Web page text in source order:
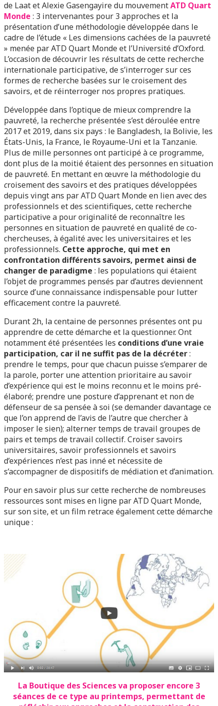
de Laat et Alexie Gasengayire du mouvementATD Quart
Monde : 3 intervenantes pour 3 approches et la
présentation d’une méthodologie développée dans le
cadre de l’étude « Les dimensions cachées de la pauvreté
» menée par ATD Quart Monde et l’Université d’Oxford.
L’occasion de découvrir les résultats de cette recherche
internationale participative, de s’interroger sur ces
formes de recherche basées sur le croisement des
savoirs, et de réinterroger nos propres pratiques.
Développée dans l’optique de mieux comprendre la
pauvreté, la recherche présentée s’est déroulée entre
2017 et 2019, dans six pays : le Bangladesh, la Bolivie, les
États-Unis, la France, le Royaume-Uni et la Tanzanie.
Plus de mille personnes ont participé à ce programme,
dont plus de la moitié étaient des personnes en situation
de pauvreté. En mettant en œuvre la méthodologie du
croisement des savoirs et des pratiques développées
depuis vingt ans par ATD Quart Monde en lien avec des
professionnels et des scientifiques, cette recherche
participative a pour originalité de reconnaître les
personnes en situation de pauvreté en qualité de co-
chercheuses, à égalité avec les universitaires et les
professionnels. Cette approche, qui met en
confrontation différents savoirs, permet ainsi de
changer de paradigme : les populations qui étaient
l’objet de programmes pensés par d’autres deviennent
source d’une connaissance indispensable pour lutter
efficacement contre la pauvreté.
Durant 2h, la centaine de personnes présentes ont pu
apprendre de cette démarche et la questionner. Ont
notamment été présentées les conditions d’une vraie
participation, car il ne suffit pas de la décréter:
prendre le temps, pour que chacun puisse s’emparer de
la parole, porter une attention prioritaire au savoir
d’expérience qui est le moins reconnu et le moins pré-
élaboré; prendre une posture d’apprenant et non de
défenseur de sa pensée à soi (se demander davantage ce
que l’on apprend de l’avis de l’autre que chercher à
imposer le sien); alterner temps de travail groupes de
pairs et temps de travail collectif. Croiser savoirs
universitaires, savoir professionnels et savoirs
d’expériences n’est pas inné et nécessite de
s’accompagner de dispositifs de médiation et d’animation.
Pour en savoir plus sur cette recherche de nombreuses
ressources sont mises en ligne par ATD Quart Monde,
sur son site, et un film retrace également cette démarche
unique :
La Boutique des Sciences va proposer encore 3
séances de ce type au printemps, permettant de